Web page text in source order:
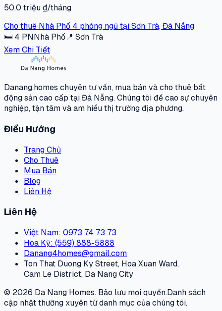
50.0 triệu ₫/tháng
Cho thuê Nhà Phố 4 phòng ngủ tại Sơn Trà, Đà Nẵng
🛏 4 PNNhà Phố📍 Sơn Trà
Xem Chi Tiết
Danang.homes chuyên tư vấn, mua bán và cho thuê bất
động sản cao cấp tại Đà Nẵng. Chúng tôi đề cao sự chuyên
nghiệp, tận tâm và am hiểu thị trường địa phương.
Điều Hướng
Trang Chủ
Cho Thuê
Mua Bán
Blog
Liên Hệ
Liên Hệ
Việt Nam: 0973 74 73 73
Hoa Kỳ: (559) 888-5888
Danang4homes@gmail.com
Ton That Duong Ky Street, Hoa Xuan Ward,
Cam Le District, Da Nang City
© 2026 Da Nang Homes. Bảo lưu mọi quyền.Danh sách
cập nhật thường xuyên từ danh mục của chúng tôi.